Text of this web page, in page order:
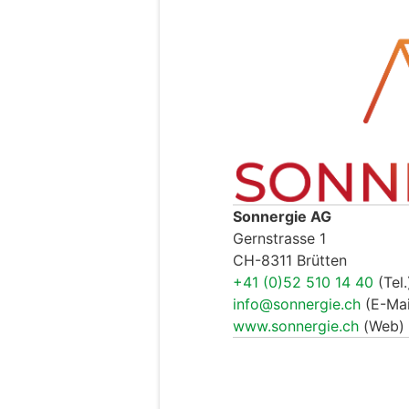
Sonnergie AG
Gernstrasse 1
CH-8311 Brütten
+41 (0)52 510 14 40
info@sonnergie.ch (E-
www.sonnergie.ch (Web)